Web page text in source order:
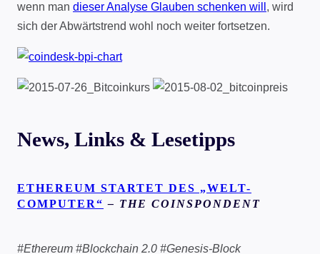
wenn man dieser Analyse Glauben schenken will , wird
sich der Abwärtstrend wohl noch weiter fortsetzen.
News, Links & Lesetipps
ETHEREUM STARTET DES „WELT-
COMPUTER“ – THE COINSPONDENT
#Ethereum #Blockchain 2.0 #Genesis-Block